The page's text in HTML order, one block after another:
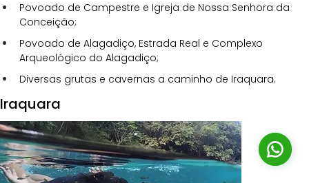
Povoado de Campestre e Igreja de Nossa Senhora da
Conceição;
Povoado de Alagadiço, Estrada Real e Complexo
Arqueológico do Alagadiço;
Diversas grutas e cavernas a caminho de Iraquara.
Iraquara